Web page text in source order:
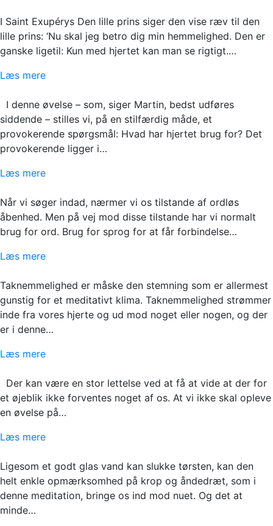
I Saint Exupérys Den lille prins siger den vise ræv til den
lille prins: ‘Nu skal jeg betro dig min hemmelighed. Den er
ganske ligetil: Kun med hjertet kan man se rigtigt.…
Læs mere
I denne øvelse – som, siger Martin, bedst udføres
siddende – stilles vi, på en stilfærdig måde, et
provokerende spørgsmål: Hvad har hjertet brug for? Det
provokerende ligger i…
Læs mere
Når vi søger indad, nærmer vi os tilstande af ordløs
åbenhed. Men på vej mod disse tilstande har vi normalt
brug for ord. Brug for sprog for at får forbindelse…
Læs mere
Taknemmelighed er måske den stemning som er allermest
gunstig for et meditativt klima. Taknemmelighed strømmer
inde fra vores hjerte og ud mod noget eller nogen, og der
er i denne…
Læs mere
Der kan være en stor lettelse ved at få at vide at der for
et øjeblik ikke forventes noget af os. At vi ikke skal opleve
en øvelse på…
Læs mere
Ligesom et godt glas vand kan slukke tørsten, kan den
helt enkle opmærksomhed på krop og åndedræt, som i
denne meditation, bringe os ind mod nuet. Og det at
minde…